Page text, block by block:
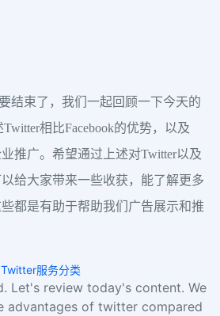
结束了，我们一起回顾一下今天的
相比Facebook的优势，以及
推广。希望通过上述对Twitter以及
给大家带来一些收获，能了解更多
都是有助于帮助我们广告展示和推
Twitter服务分类
Let's review today's content. We
advantages of twitter compared